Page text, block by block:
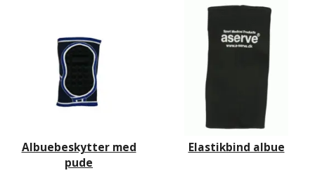
Albuebeskytter med
pude
Elastikbind albue